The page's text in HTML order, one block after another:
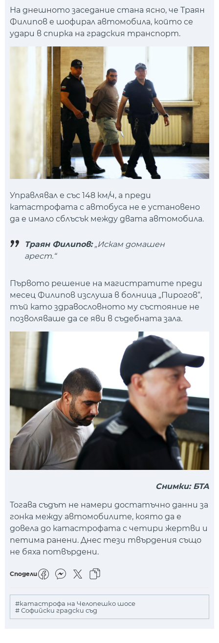
На днешното заседание стана ясно, че Траян
Филипов е шофирал автомобила, който се
удари в спирка на градския транспорт.
Управлявал е със 148 км/ч, а преди
катастрофата с автобуса не е установено
да е имало сблъсък между двата автомобила.
Траян Филипов:„Искам домашен
арест.“
Първото решение на магистратите преди
месец Филипов изслуша в болница „Пирогов“,
тъй като здравословното му състояние не
позволяваше да се яви в съдебната зала.
Снимки: БТА
Тогава съдът не намери достатъчно данни за
гонка между автомобилите, която да е
довела до катастрофата с четири жертви и
петима ранени. Днес тези твърдения също
не бяха потвърдени.
Сподели
#катастрофа на Челопешко шосе
# Софийски градски съд